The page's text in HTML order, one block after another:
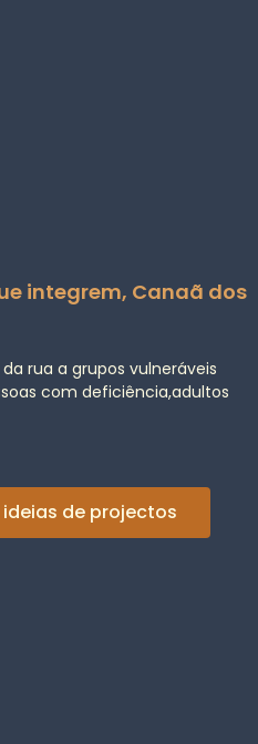
integrem, Canaã dos
rua a grupos vulneráveis
com deficiência,adultos
de projectos